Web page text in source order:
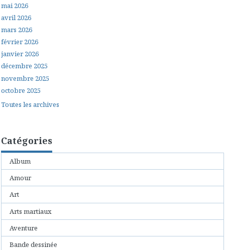
mai 2026
avril 2026
mars 2026
février 2026
janvier 2026
décembre 2025
novembre 2025
octobre 2025
Toutes les archives
Catégories
Album
Amour
Art
Arts martiaux
Aventure
Bande dessinée